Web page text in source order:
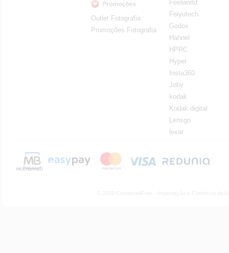
Outlet Fotografia
Promoções Fotografia
Feelworld
Feiyutech
Godox
Hahnel
HPRC
Hyper
Insta360
Joby
kodak
Kodak digital
Lensgo
lexar